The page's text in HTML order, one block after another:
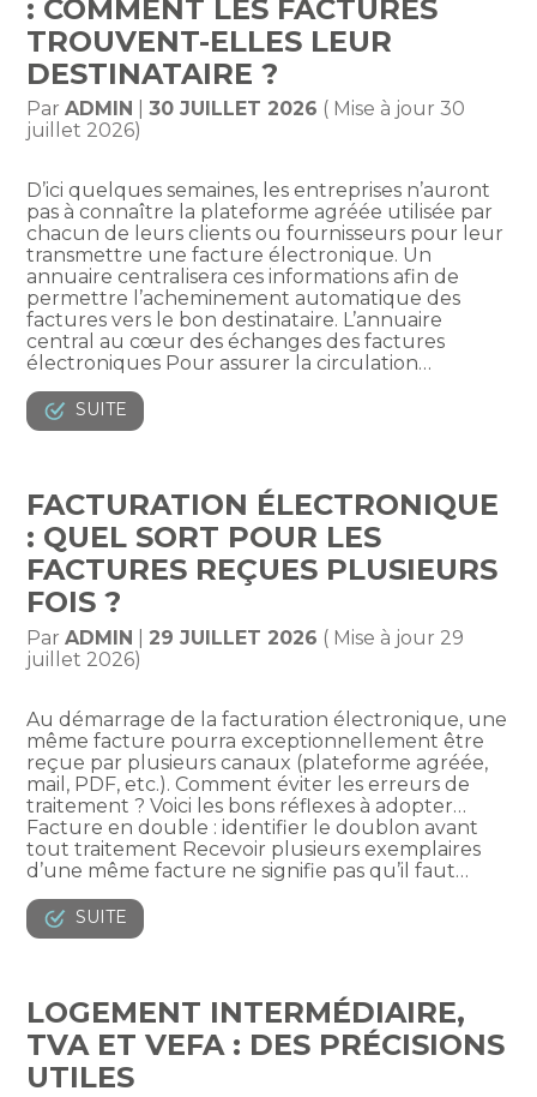
: COMMENT LES FACTURES
TROUVENT-ELLES LEUR
DESTINATAIRE ?
ParADMIN |30 JUILLET 2026 ( Mise à jour 30
juillet 2026)
D’ici quelques semaines, les entreprises n’auront
pas à connaître la plateforme agréée utilisée par
chacun de leurs clients ou fournisseurs pour leur
transmettre une facture électronique. Un
annuaire centralisera ces informations afin de
permettre l’acheminement automatique des
factures vers le bon destinataire. L’annuaire
central au cœur des échanges des factures
électroniques Pour assurer la circulation…
SUITE
FACTURATION ÉLECTRONIQUE
: QUEL SORT POUR LES
FACTURES REÇUES PLUSIEURS
FOIS ?
ParADMIN 29 JUILLET 2026 ( Mise à jour 29
juillet 2026)
Au démarrage de la facturation électronique, une
même facture pourra exceptionnellement être
reçue par plusieurs canaux (plateforme agréée,
mail, PDF, etc.). Comment éviter les erreurs de
traitement ? Voici les bons réflexes à adopter…
Facture en double : identifier le doublon avant
tout traitement Recevoir plusieurs exemplaires
d’une même facture ne signifie pas qu’il faut…
SUITE
LOGEMENT INTERMÉDIAIRE,
TVA ET VEFA : DES PRÉCISIONS
UTILES